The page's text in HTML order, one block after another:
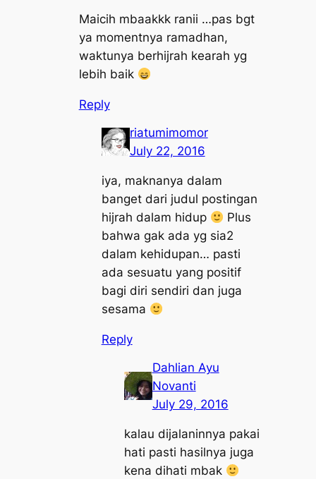
Maicih mbaakkk ranii …pas bgt
ya momentnya ramadhan,
waktunya berhijrah kearah yg
lebih baik
Reply
riatumimomor
July 22, 2016
iya, maknanya dalam
banget dari judul postingan
hijrah dalam hidup
Plus
bahwa gak ada yg sia2
dalam kehidupan… pasti
ada sesuatu yang positif
bagi diri sendiri dan juga
sesama
Reply
Dahlian Ayu
Novanti
July 29, 2016
kalau dijalaninnya pakai
hati pasti hasilnya juga
kena dihati mbak